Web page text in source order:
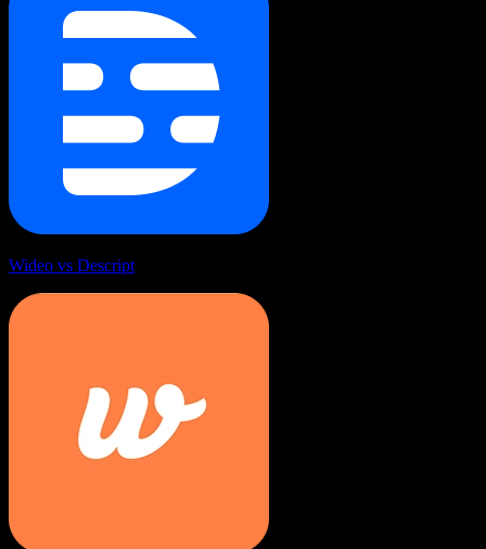
Wideo vs Descript